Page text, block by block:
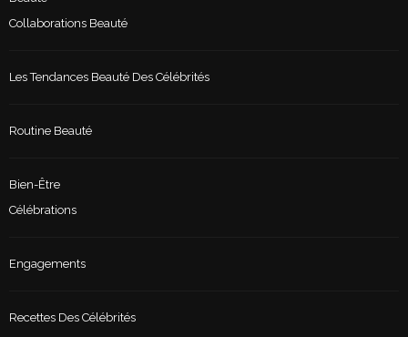
Collaborations Beauté
Les Tendances Beauté Des Célébrités
Routine Beauté
Bien-Être
Célébrations
Engagements
Recettes Des Célébrités